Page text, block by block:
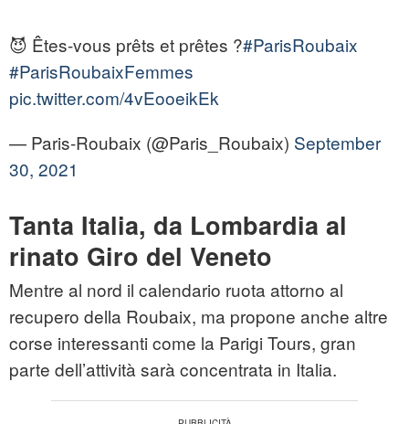
😈 Êtes-vous prêts et prêtes ?#ParisRoubaix
#ParisRoubaixFemmes
pic.twitter.com/4vEooeikEk
— Paris-Roubaix (@Paris_Roubaix) September
30, 2021
Tanta Italia, da Lombardia al
rinato Giro del Veneto
Mentre al nord il calendario ruota attorno al
recupero della Roubaix, ma propone anche altre
corse interessanti come la Parigi Tours, gran
parte dell’attività sarà concentrata in Italia.